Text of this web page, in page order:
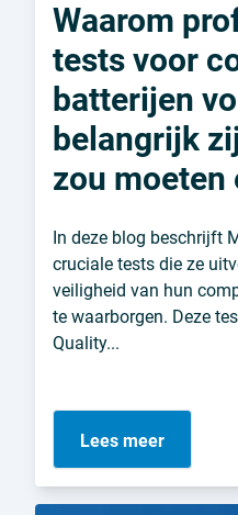
Waarom
tests voor
batterijen
belangrijk
zou moeten
In deze blog beschrijft
cruciale tests die ze
veiligheid van hun
te waarborgen. Deze
Quality...
Lees meer